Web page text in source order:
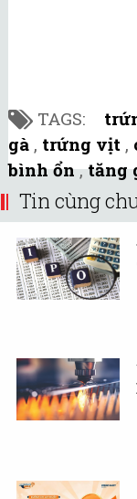
TAGS:
gà , trứng vịt ,
bình ổn,tăng
Tin cùng